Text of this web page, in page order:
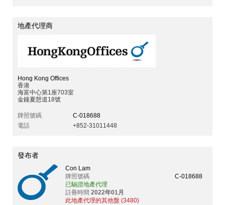
地產代理商
Hong Kong Offices
香港
海富中心第1座703室
金鐘夏慤道18號
牌照號碼
C-018688
電話
+852-31011448
發布者
Con Lam
牌照號碼
C-018688
已驗證地產代理
註冊時間 2022年01月
此地產代理的其他盤 (3480)